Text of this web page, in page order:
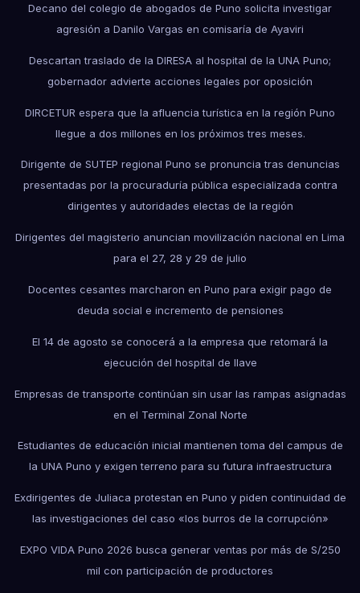
Decano del colegio de abogados de Puno solicita investigar
agresión a Danilo Vargas en comisaría de Ayaviri
Descartan traslado de la DIRESA al hospital de la UNA Puno;
gobernador advierte acciones legales por oposición
DIRCETUR espera que la afluencia turística en la región Puno
llegue a dos millones en los próximos tres meses.
Dirigente de SUTEP regional Puno se pronuncia tras denuncias
presentadas por la procuraduría pública especializada contra
dirigentes y autoridades electas de la región
Dirigentes del magisterio anuncian movilización nacional en Lima
para el 27, 28 y 29 de julio
Docentes cesantes marcharon en Puno para exigir pago de
deuda social e incremento de pensiones
El 14 de agosto se conocerá a la empresa que retomará la
ejecución del hospital de Ilave
Empresas de transporte continúan sin usar las rampas asignadas
en el Terminal Zonal Norte
Estudiantes de educación inicial mantienen toma del campus de
la UNA Puno y exigen terreno para su futura infraestructura
Exdirigentes de Juliaca protestan en Puno y piden continuidad de
las investigaciones del caso «los burros de la corrupción»
EXPO VIDA Puno 2026 busca generar ventas por más de S/250
mil con participación de productores